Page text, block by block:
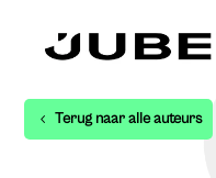
Terug naar alle auteurs